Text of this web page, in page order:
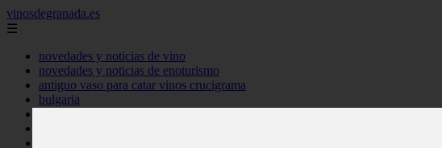
vinosdegranada.es
☰
novedades y noticias de vino
novedades y noticias de enoturismo
antiguo vaso para catar vinos crucigrama
bulgaria